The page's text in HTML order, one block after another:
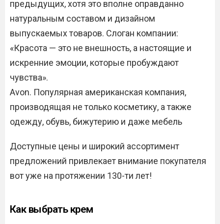
предыдущих, хотя это вполне оправданно
натуральным составом и дизайном
выпускаемых товаров. Слоган компании:
«Красота — это не внешность, а настоящие и
искренние эмоции, которые пробуждают
чувства».
Avon. Популярная американская компания,
производящая не только косметику, а также
одежду, обувь, бижутерию и даже мебель
Доступные цены и широкий ассортимент
предложений привлекает внимание покупателя
вот уже на протяжении 130-ти лет!
Как выбрать крем